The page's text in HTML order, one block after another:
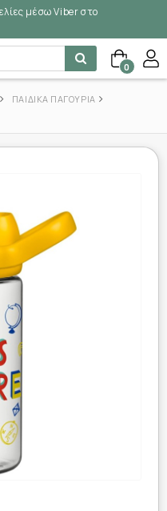
μέσω Viber στο
0
ΠΑΙΔΙΚΑ ΠΑΓΟΥΡΙΑ